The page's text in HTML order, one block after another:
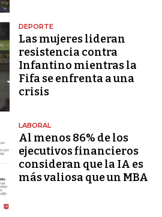
DEPORTE
Las mujeres lideran
resistencia contra
Infantino mientras la
Fifa se enfrenta a una
crisis
LABORAL
Al menos 86% de los
ejecutivos financieros
consideran que la IA es
más valiosa que un MBA